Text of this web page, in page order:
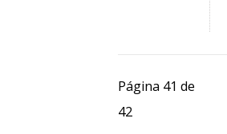
Página 41 de
42